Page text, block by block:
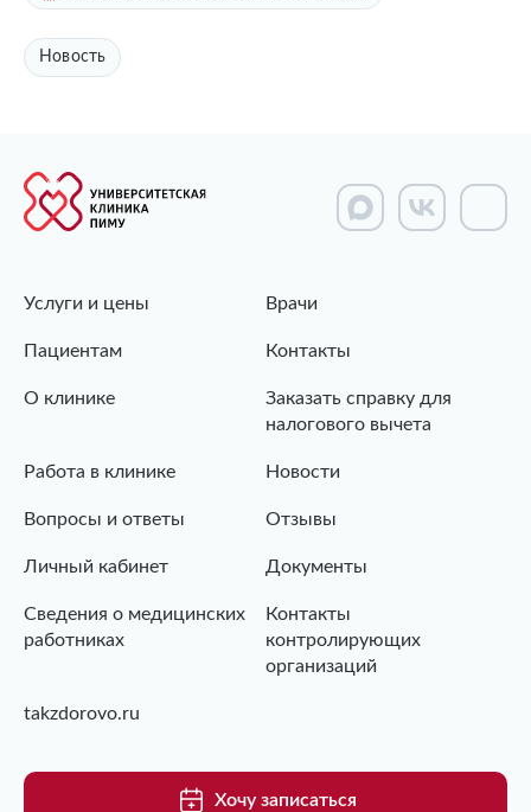
Новость
Услуги и цены Врачи
Пациентам Контакты
О клинике
Заказать справку для
налогового вычета
Работа в клинике Новости
Вопросы и ответы Отзывы
Личный кабинет Документы
Сведения о медицинских
работниках
Контакты
контролирующих
организаций
takzdorovo.ru
Хочу записаться